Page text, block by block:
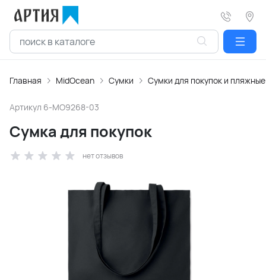
Главная MidOcean Сумки Сумки для покупок и
Артикул 6-MO9268-03
Сумка для покупок
нет отзывов